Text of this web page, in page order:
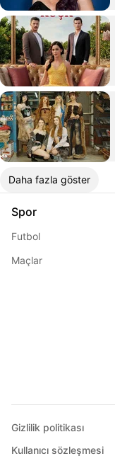
Daha fazla göster
Spor
Futbol
Maçlar
Gizlilik politikası
Kullanıcı sözleşmesi